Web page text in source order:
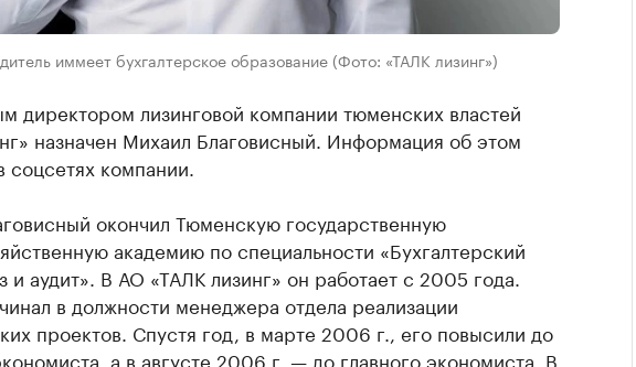
иммеет бухгалтерское образование (Фото: «ТАЛК лизинг»)
директором лизинговой компании тюменских властей
назначен Михаил Благовисный. Информация об этом
соцсетях компании.
окончил Тюменскую государственную
академию по специальности «Бухгалтерский
и аудит». В АО «ТАЛК лизинг» он работает с 2005 года.
в должности менеджера отдела реализации
проектов. Спустя год, в марте 2006 г., его повысили до
а в августе 2006 г. — до главного экономиста. В